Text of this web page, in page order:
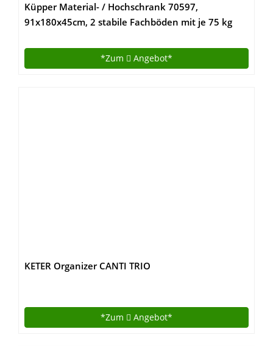
Küpper Material- / Hochschrank 70597,
91x180x45cm, 2 stabile Fachböden mit je 75 kg
Germany
*Zum Angebot*
KETER Organizer CANTI TRIO
*Zum Angebot*